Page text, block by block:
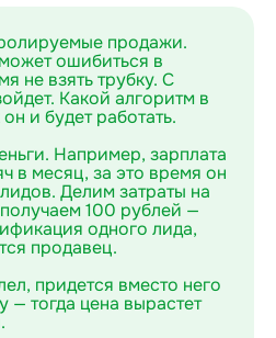
продажи.
ошибиться в
не взять трубку. С
Какой алгоритм в
и будет работать.
Например, зарплата
в месяц, за это время он
Делим затраты на
100 рублей —
одного лида,
продавец.
придется вместо него
— тогда цена вырастет